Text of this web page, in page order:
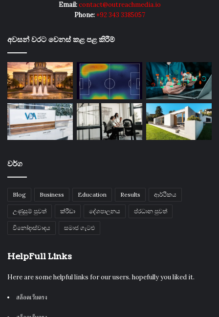
Email:contact@outreachmedia.io
Phone:+92 343 3385057
අවසන් වරට වෙනස් කළ පළ කිරීම්
වර්ග
Blog Business Education Results ආර්ථිකය
උණුසුම් පුවත් ක්රීඩා දේශපාලනය ප්රධාන පුවත්
විනෝදාස්වාදය සමාජ ගැටළු
HelpFull Links
Here are some helpful links for our users. hopefully you liked it.
สล็อตเว็บตรง